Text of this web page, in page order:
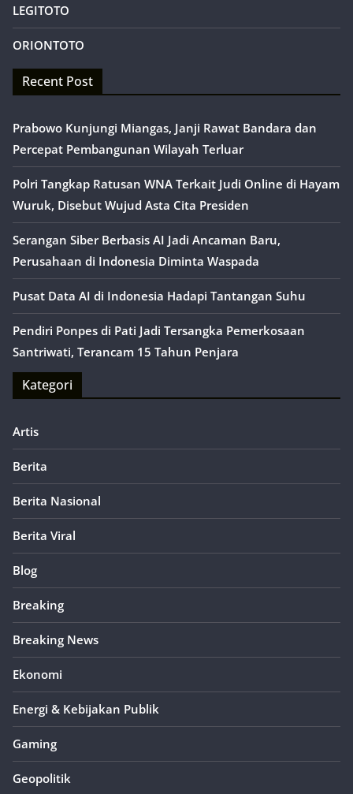
LEGITOTO
ORIONTOTO
Recent Post
Prabowo Kunjungi Miangas, Janji Rawat Bandara dan
Percepat Pembangunan Wilayah Terluar
Polri Tangkap Ratusan WNA Terkait Judi Online di Hayam
Wuruk, Disebut Wujud Asta Cita Presiden
Serangan Siber Berbasis AI Jadi Ancaman Baru,
Perusahaan di Indonesia Diminta Waspada
Pusat Data AI di Indonesia Hadapi Tantangan Suhu
Pendiri Ponpes di Pati Jadi Tersangka Pemerkosaan
Santriwati, Terancam 15 Tahun Penjara
Kategori
Artis
Berita
Berita Nasional
Berita Viral
Blog
Breaking
Breaking News
Ekonomi
Energi & Kebijakan Publik
Gaming
Geopolitik